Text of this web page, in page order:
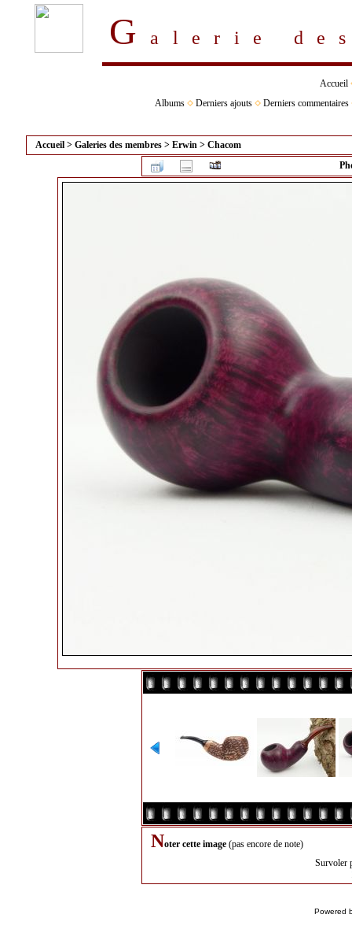
Galerie
Accueil
Albums
Derniers ajouts Derniers commentaires
Accueil > Galeries des membres > Erwin > Chacom
Noter cette image (pas encore de note)
Survoler
Powered